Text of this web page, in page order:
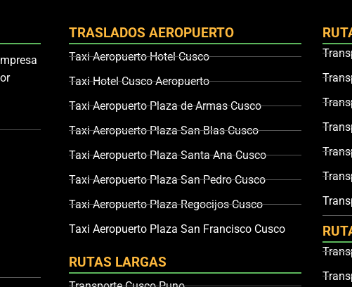
TRASLADOS AEROPUERTO
Taxi Aeropuerto Hotel Cusco
Taxi Hotel Cusco Aeropuerto
Taxi Aeropuerto Plaza de Armas Cusco
Taxi Aeropuerto Plaza San Blas Cusco
Taxi Aeropuerto Plaza Santa Ana Cusco
Taxi Aeropuerto Plaza San Pedro Cusco
Taxi Aeropuerto Plaza Regocijos Cusco
Taxi Aeropuerto Plaza San Francisco Cusco
RUTAS LARGAS